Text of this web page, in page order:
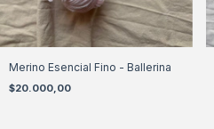
Merino Esencial Fino - Ballerina
$20.000,00